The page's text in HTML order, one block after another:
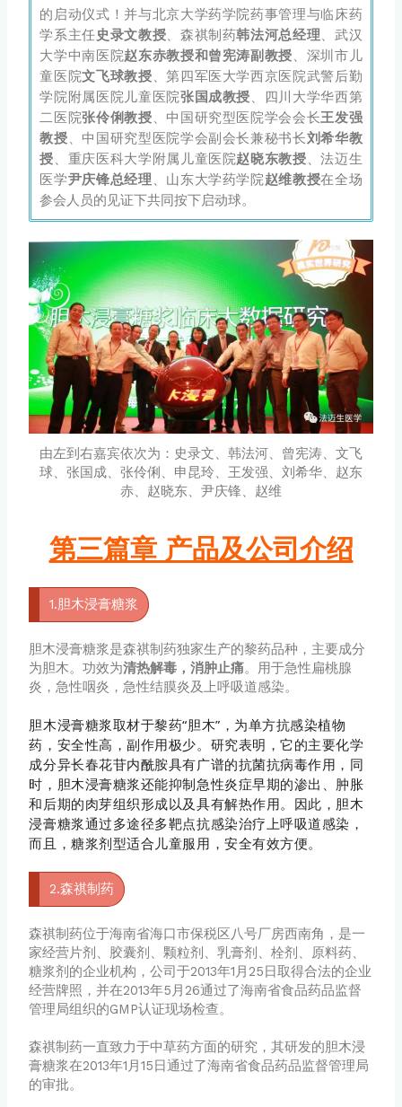
的启动仪式！并与北京大学药学院药事管理与临床药
学系主任史录文教授、森祺制药韩法河总经理、武汉
大学中南医院赵东赤教授和曾宪涛副教授、深圳市儿
童医院文飞球教授、第四军医大学西京医院武警后勤
学院附属医院儿童医院张国成教授、四川大学华西第
二医院张伶俐教授、中国研究型医院学会会长王发强
教授、中国研究型医院学会副会长兼秘书长刘希华教
授、重庆医科大学附属儿童医院赵晓东教授、法迈生
医学尹庆锋总经理 、山东大学药学院赵维教授在全场
参会人员的见证下共同按下启动球。
由左到右嘉宾依次为：史录文、韩法河、曾宪涛、文飞
球、张国成、张伶俐、申昆玲、王发强、刘希华、赵东
赤、赵晓东、尹庆锋、赵维
第三篇章 产品及公司介绍
1.胆木浸膏糖浆
胆木浸膏糖浆是森祺制药独家生产的黎药品种，主要成分
为胆木。功效为清热解毒，消肿止痛。用于急性扁桃腺
炎，急性咽炎，急性结膜炎及上呼吸道感染。
胆木浸膏糖浆取材于黎药“胆木”，为单方抗感染植物
药，安全性高，副作用极少。研究表明，它的主要化学
成分异长春花苷内酰胺具有广谱的抗菌抗病毒作用，同
时，胆木浸膏糖浆还能抑制急性炎症早期的渗出、肿胀
和后期的肉芽组织形成以及具有解热作用。因此，胆木
浸膏糖浆通过多途径多靶点抗感染治疗上呼吸道感染，
而且，糖浆剂型适合儿童服用，安全有效方便。
2.森祺制药
森祺制药位于海南省海口市保税区八号厂房西南角，是一
家经营片剂、胶囊剂、颗粒剂、乳膏剂、栓剂、原料药、
糖浆剂的企业机构，公司于2013年1月25日取得合法的企业
经营牌照，并在2013年5月26通过了海南省食品药品监督
管理局组织的GMP认证现场检查。
森祺制药一直致力于中草药方面的研究，其研发的胆木浸
膏糖浆在2013年1月15日通过了海南省食品药品监督管理局
的审批。